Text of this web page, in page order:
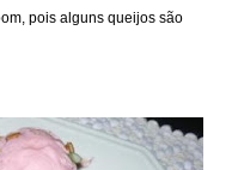
pois alguns queijos são